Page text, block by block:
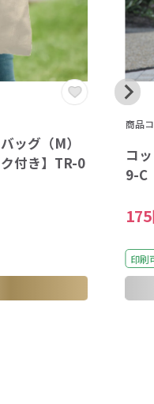
ッグ（M）
付き】TR-0
商品
コ
9-C
印刷